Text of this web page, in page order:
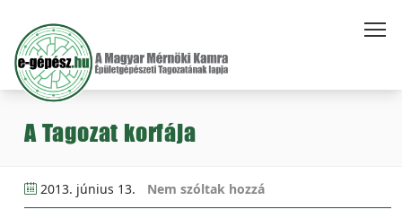
A Tagozat korfája
2013. június 13. Nem szóltak hozzá